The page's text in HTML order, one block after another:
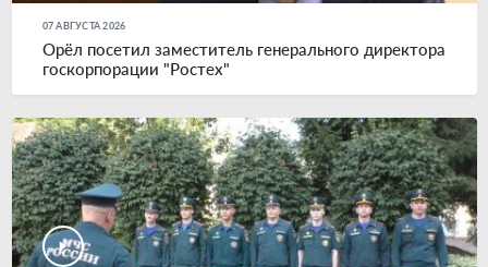
07 АВГУСТА 2026
Орёл посетил заместитель генерального директора
госкорпорации "Ростех"